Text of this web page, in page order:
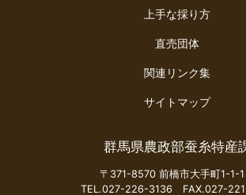
上手な採り方
直売団体
関連リンク集
サイトマップ
群馬県農政部蚕糸特産
〒371-8570 前橋市大手町1-1-
TEL.027-226-3136 FAX.027-